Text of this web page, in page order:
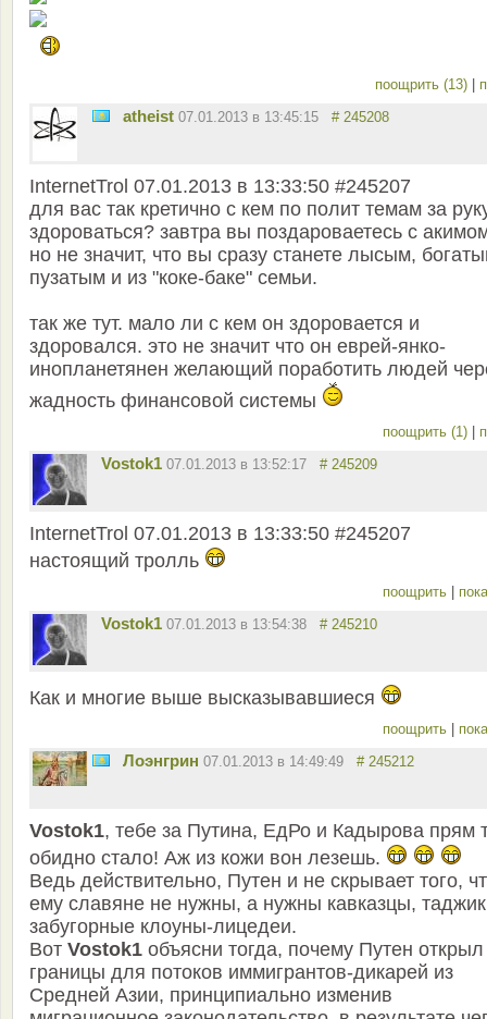
поощрить (13) |
atheist 07.01.2013 в 13:45:15 # 245208
InternetTrol 07.01.2013 в 13:33:50 #245207
для вас так кретично с кем по полит темам за
здороваться? завтра вы поздароваетесь с
но не значит, что вы сразу станете лысым,
пузатым и из "коке-баке" семьи.
так же тут. мало ли с кем он здоровается и
здоровался. это не значит что он еврей-янко-
инопланетянен желающий поработить людей
жадность финансовой системы
поощрить (1) |
Vostok1 07.01.2013 в 13:52:17 # 245209
InternetTrol 07.01.2013 в 13:33:50 #245207
настоящий тролль
поощрить |
Vostok1 07.01.2013 в 13:54:38 # 245210
Как и многие выше высказывавшиеся
поощрить |
Лоэнгрин 07.01.2013 в 14:49:49 # 245212
Vostok1, тебе за Путина, ЕдРо и Кадырова прям
обидно стало! Аж из кожи вон лезешь.
Ведь действительно, Путен и не скрывает того,
ему славяне не нужны, а нужны кавказцы,
забугорные клоуны-лицедеи.
Вот Vostok1 объясни тогда, почему Путен открыл
границы для потоков иммигрантов-дикарей из
Средней Азии, принципиально изменив